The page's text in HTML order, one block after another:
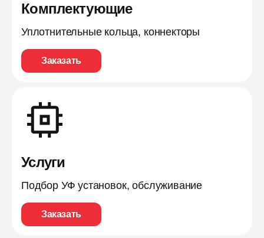
Комплектующие
Уплотнительные кольца, коннекторы
Заказать
Услуги
Подбор УФ установок, обслуживание
Заказать